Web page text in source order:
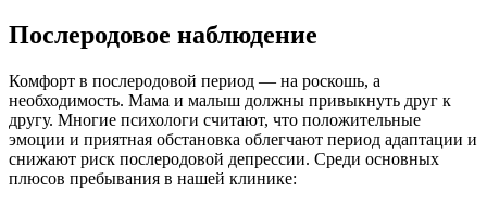
Послеродовое наблюдение
Комфорт в послеродовой период — на роскошь, а
необходимость. Мама и малыш должны привыкнуть друг к
другу. Многие психологи считают, что положительные
эмоции и приятная обстановка облегчают период адаптации и
снижают риск послеродовой депрессии. Среди основных
плюсов пребывания в нашей клинике: